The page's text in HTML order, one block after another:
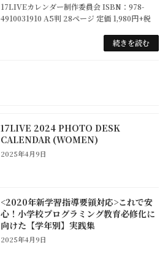
17LIVEカレンダー制作委員会 ISBN：978-
4910031910 A5判 28ページ 定価 1,980円+税
続きを読む
17LIVE 2024 PHOTO DESK
CALENDAR (WOMEN)
2025年4月9日
<2020年新学習指導要領対応>これで安
心！小学校プログラミング教育必修化に
向けた【学年別】実践集
2025年4月9日